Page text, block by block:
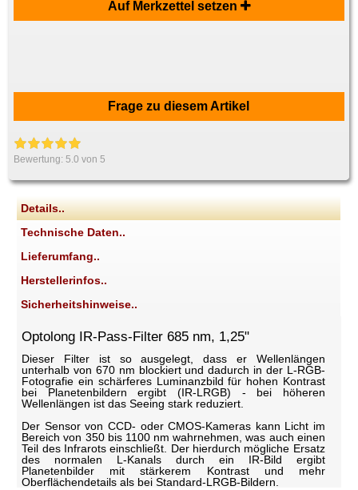
Auf Merkzettel setzen
Frage zu diesem Artikel
Bewertung:5.0 von 5
Details..
Technische Daten..
Lieferumfang..
Herstellerinfos..
Sicherheitshinweise..
Optolong IR-Pass-Filter 685 nm, 1,25"
Dieser Filter ist so ausgelegt, dass er Wellenlängen
unterhalb von 670 nm blockiert und dadurch in der L-RGB-
Fotografie ein schärferes Luminanzbild für hohen Kontrast
bei Planetenbildern ergibt (IR-LRGB) - bei höheren
Wellenlängen ist das Seeing stark reduziert.
Der Sensor von CCD- oder CMOS-Kameras kann Licht im
Bereich von 350 bis 1100 nm wahrnehmen, was auch einen
Teil des Infrarots einschließt. Der hierdurch mögliche Ersatz
des normalen L-Kanals durch ein IR-Bild ergibt
Planetenbilder mit stärkerem Kontrast und mehr
Oberflächendetails als bei Standard-LRGB-Bildern.